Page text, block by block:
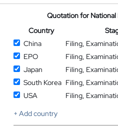
Quotation for National
Country
China
Filing,
EPO
Filing,
Japan
Filing,
South Korea Filing,
USA
Filing,
+ Add country